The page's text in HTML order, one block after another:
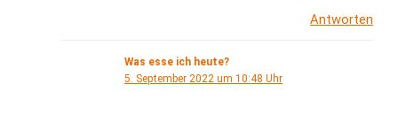
Antworten
Was esse ich heute?
5. September 2022 um 10:48 Uhr